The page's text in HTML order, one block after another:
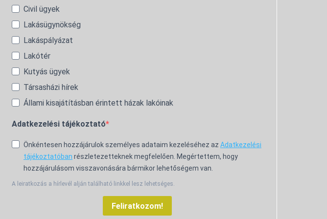
Civil ügyek
Lakásügynökség
Lakáspályázat
Lakótér
Kutyás ügyek
Társasházi hírek
Állami kisajátításban érintett házak lakóinak
Adatkezelési tájékoztató
Önkéntesen hozzájárulok személyes adataim kezeléséhez az Adatkezelési
tájékoztatóban részletezetteknek megfelelően. Megértettem, hogy
hozzájárulásom visszavonására bármikor lehetőségem van.
A leiratkozás a hírlevél alján található linkkel lesz lehetséges.
Feliratkozom!